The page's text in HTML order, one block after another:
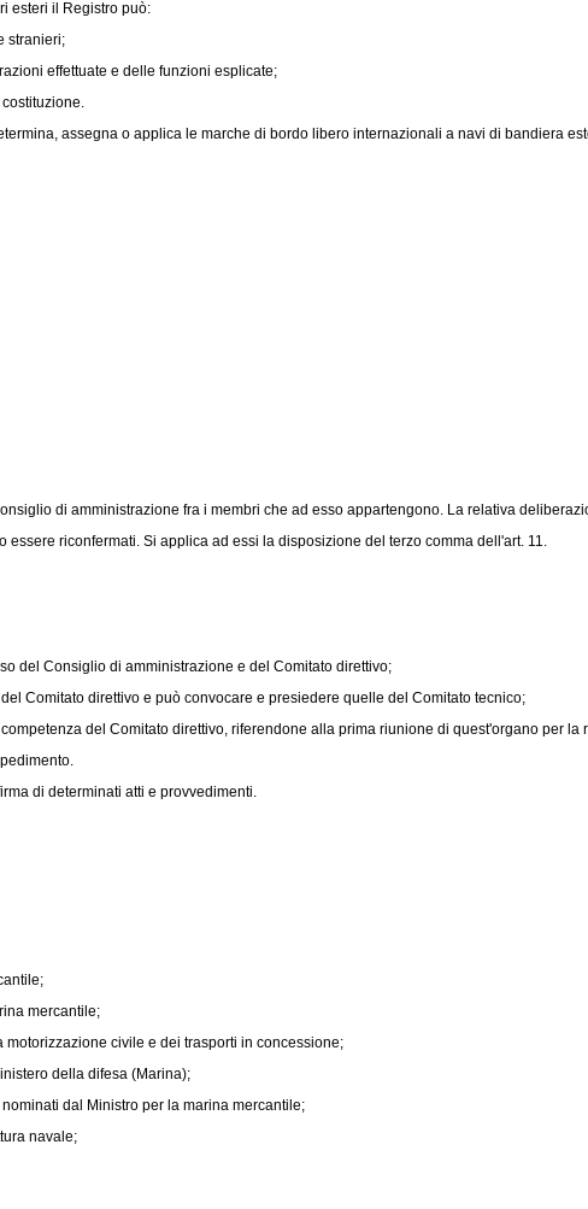
esteri il Registro può:
stranieri;
effettuate e delle funzioni esplicate;
assegna o applica le marche di bordo libero internazionali a navi di bandiera
di amministrazione fra i membri che ad esso appartengono. La relativa
riconfermati. Si applica ad essi la disposizione del terzo comma dell'art. 11.
del Consiglio di amministrazione e del Comitato direttivo;
Comitato direttivo e può convocare e presiedere quelle del Comitato tecnico;
del Comitato direttivo, riferendone alla prima riunione di quest'organo per la
di determinati atti e provvedimenti.
mercantile;
civile e dei trasporti in concessione;
della difesa (Marina);
dal Ministro per la marina mercantile;
navale;